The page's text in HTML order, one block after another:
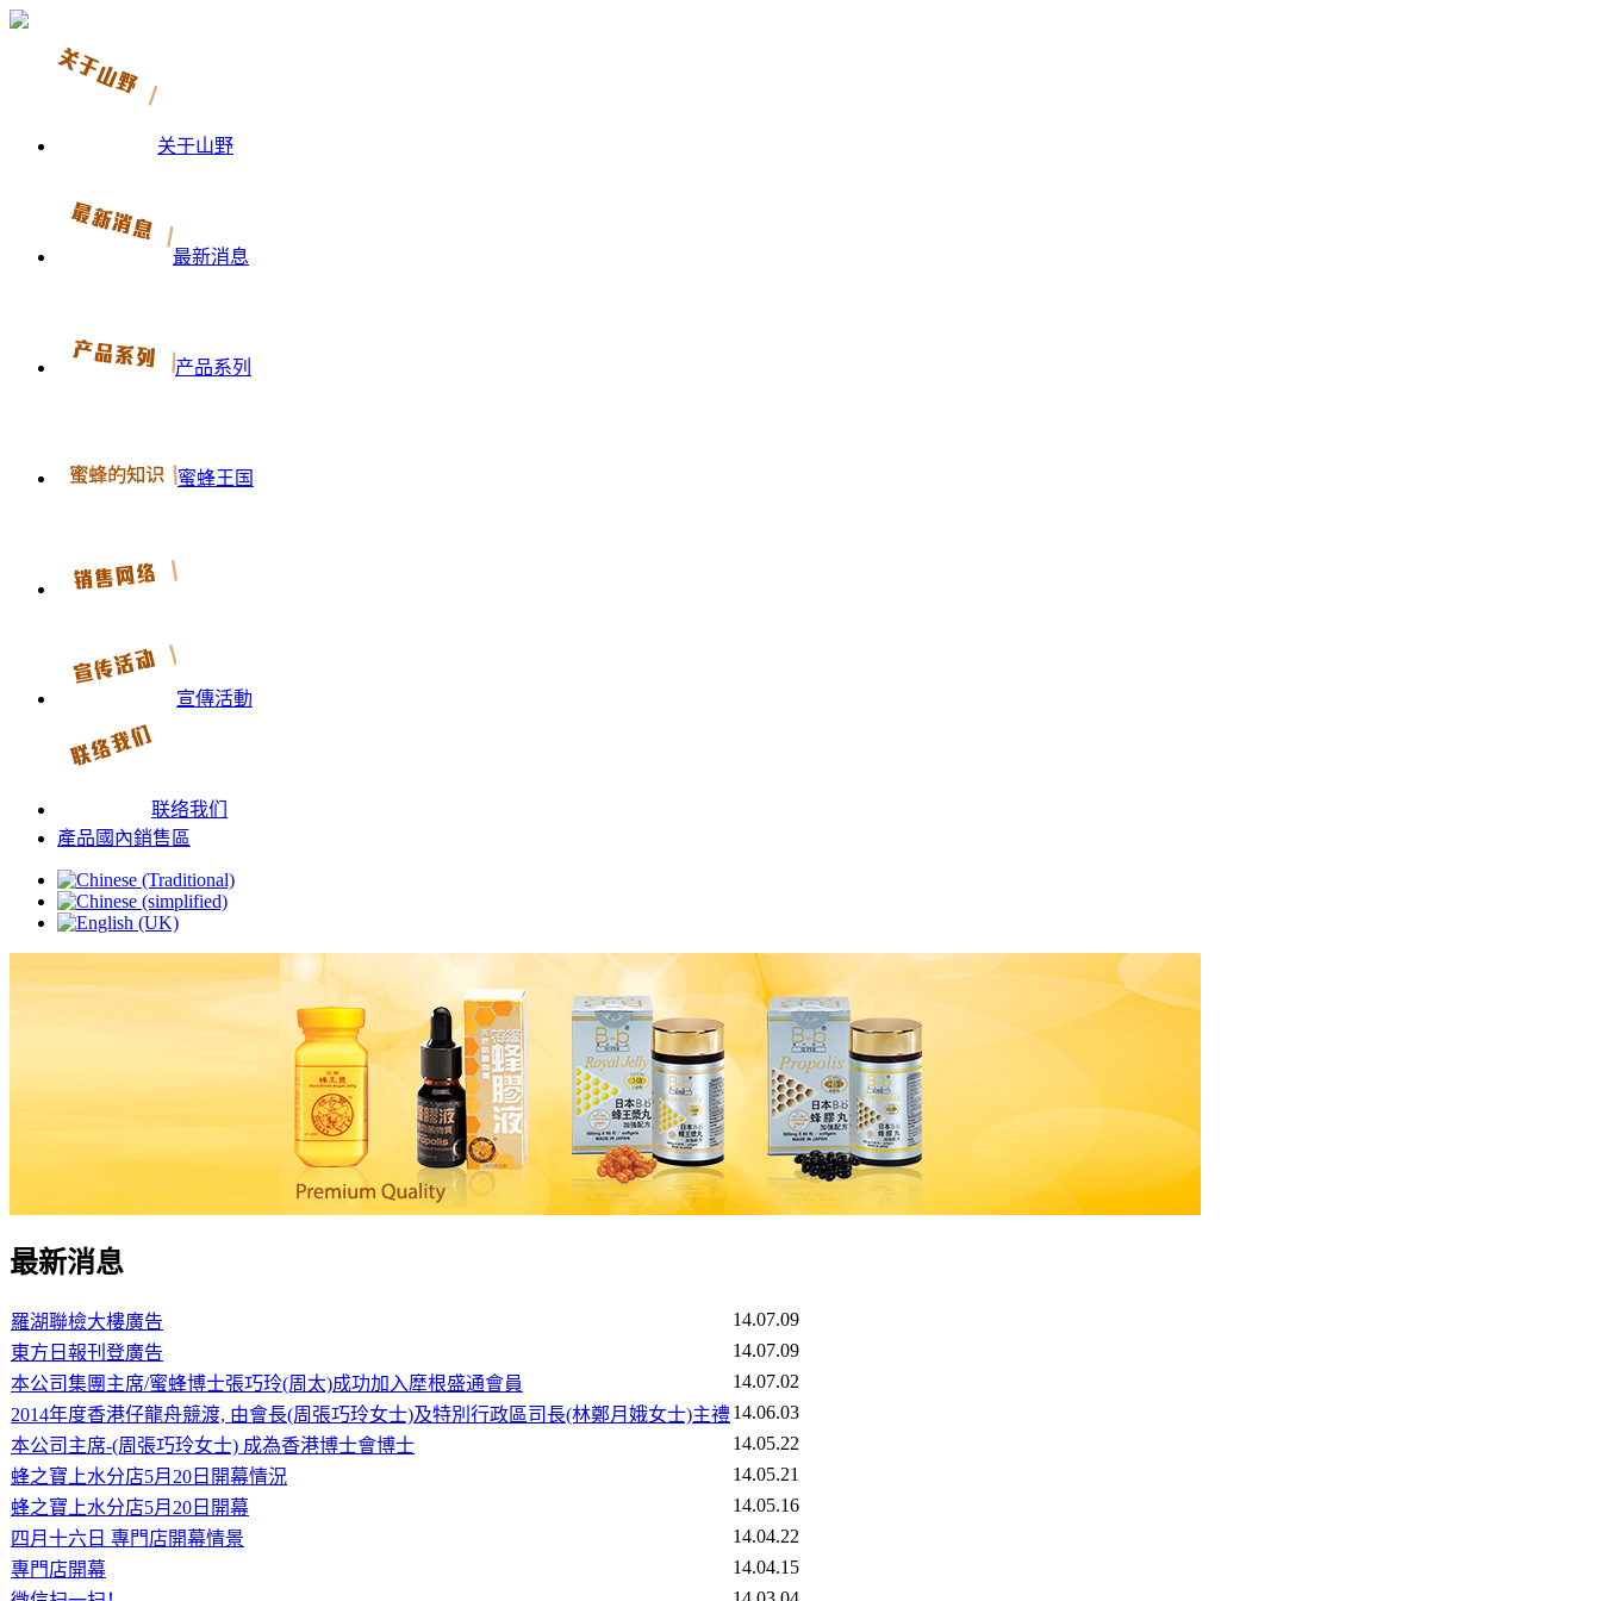
关于山野
最新消息
产品系列
蜜蜂王国
宣傳活動
联络我们
產品國內銷售區
最新消息
羅湖聯檢大樓廣告
14.07.09
東方日報刊登廣告
14.07.09
本公司集團主席/蜜蜂博士張巧玲(周太)成功加入犘根盛通會員
14.07.02
2014年度香港仔龍舟競渡, 由會長(周張巧玲女士)及特別行政區司長(林鄭月娥女士)主禮14.06.03
本公司主席-(周張巧玲女士) 成為香港博士會博士
14.05.22
蜂之寶上水分店5月20日開幕情況
14.05.21
蜂之寶上水分店5月20日開幕
14.05.16
四月十六日 專門店開幕情景
14.04.22
專門店開幕
14.04.15